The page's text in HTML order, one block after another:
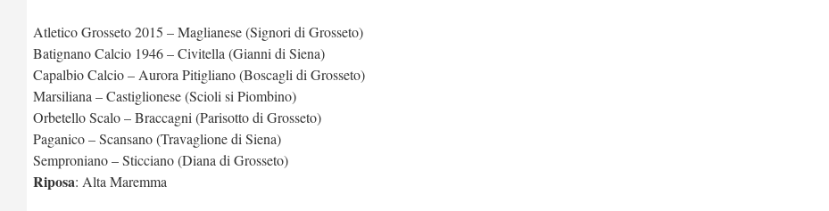
Atletico Grosseto 2015 – Maglianese (Signori di Grosseto)
Batignano Calcio 1946 – Civitella (Gianni di Siena)
Capalbio Calcio – Aurora Pitigliano (Boscagli di Grosseto)
Marsiliana – Castiglionese (Scioli si Piombino)
Orbetello Scalo – Braccagni (Parisotto di Grosseto)
Paganico – Scansano (Travaglione di Siena)
Semproniano – Sticciano (Diana di Grosseto)
Riposa: Alta Maremma